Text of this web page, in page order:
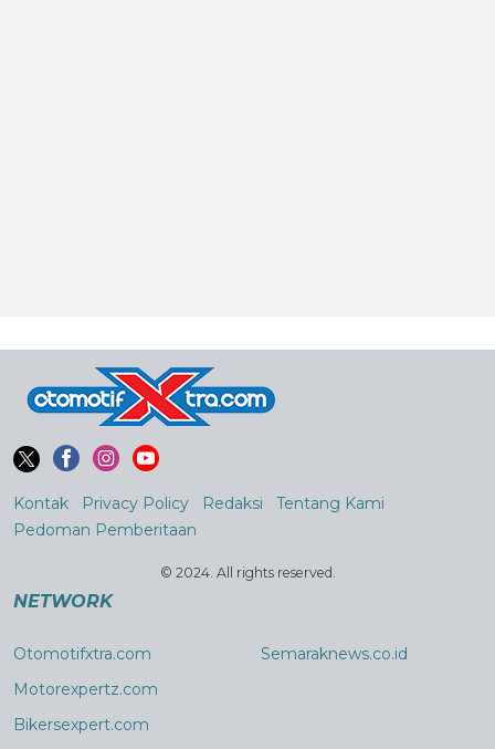
Kontak Privacy Policy Redaksi
Tentang Kami
Pedoman Pemberitaan
© 2024. All rights reserved.
NETWORK
Otomotifxtra.com
Motorexpertz.com
Bikersexpert.com
Semaraknews.co.id